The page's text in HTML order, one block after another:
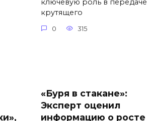
ключевую роль в передаче
крутящего
0 315
«Буря в стакане»:
Эксперт оценил
информацию о росте